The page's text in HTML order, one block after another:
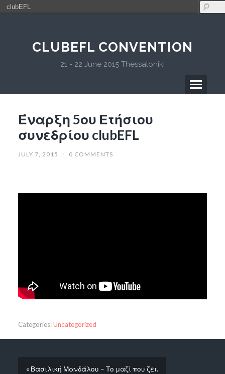
CLUBEFL CONVENTION
21 - 22 June 2015 Thessaloniki
Έναρξη 5ου Ετήσιου
συνεδρίου clubEFL
JULY 7, 2015 / 0 COMMENTS
Categories:Uncategorized
« Βασιλική Μανδάλου – Το μαζί που ζει.
clubEFL